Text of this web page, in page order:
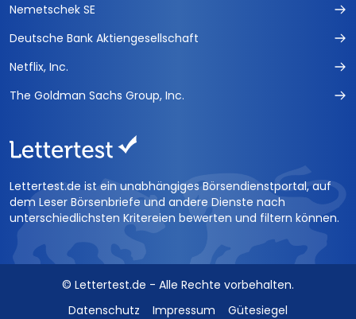
Nemetschek SE
Deutsche Bank Aktiengesellschaft
Netflix, Inc.
The Goldman Sachs Group, Inc.
Lettertest.de ist ein unabhängiges Börsendienstportal, auf
dem Leser Börsenbriefe und andere Dienste nach
unterschiedlichsten Kritereien bewerten und filtern können.
© Lettertest.de - Alle Rechte vorbehalten.
Datenschutz
Impressum Gütesiegel